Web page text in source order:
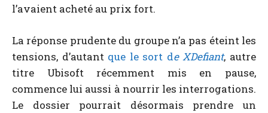
l’avaient acheté au prix fort.
La réponse prudente du groupe n’a pas éteint les
tensions, d’autant que le sort deXDefiant, autre
titre Ubisoft récemment mis en pause,
commence lui aussi à nourrir les interrogations.
Le dossier pourrait désormais prendre un